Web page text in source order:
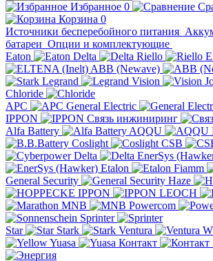
Избранное 0
Корзина 0
Источники бесперебойного питания
батареи Опции и комплектующие
Eaton
Delta Riello
ABB (Newave)
Legrand
Vision
Chloride
APC
General Electric
IPPON
Связь инжиниринг
Alfa Battery
AQQU
Coslight
CSB
Delta
EnerSys
Etalon
Fiamm
General Security
Haze
IPPON
LEOCH
MNB
Powercom
Sprinter
Star
Stark Ventura
Yuasa
Контакт